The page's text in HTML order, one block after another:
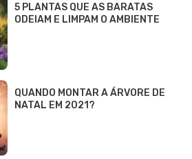
5 PLANTAS QUE AS BARATAS
ODEIAM E LIMPAM O AMBIENTE
QUANDO MONTAR A ÁRVORE DE
NATAL EM 2021?